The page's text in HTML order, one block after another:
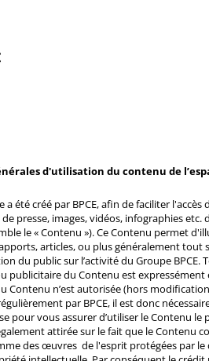
d'utilisation du contenu de
a été créé par BPCE, afin de faciliter
presse, images, vidéos, infographies etc.
le « Contenu »). Ce Contenu permet
articles, ou plus généralement tout
du public sur l’activité du Groupe BPCE.
publicitaire du Contenu est expressément
Contenu n’est autorisée (hors
par BPCE, il est donc
pour vous assurer d’utiliser le Contenu le
attirée sur le fait que le Contenu
des œuvres de l'esprit protégées par